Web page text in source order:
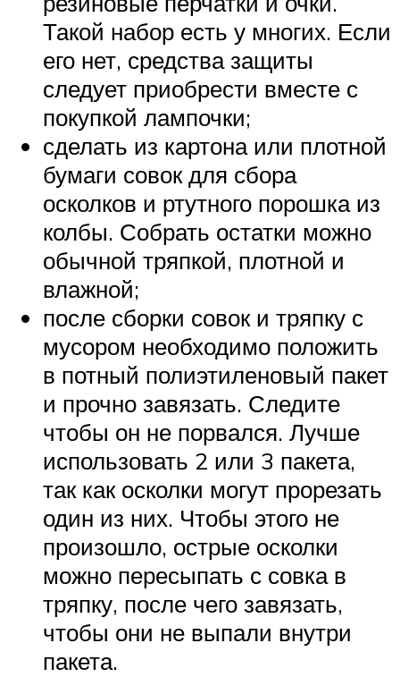
Такой набор есть у многих. Если
его нет, средства защиты
следует приобрести вместе с
покупкой лампочки;
сделать из картона или плотной
бумаги совок для сбора
осколков и ртутного порошка из
колбы. Собрать остатки можно
обычной тряпкой, плотной и
влажной;
после сборки совок и тряпку с
мусором необходимо положить
в потный полиэтиленовый пакет
и прочно завязать. Следите
чтобы он не порвался. Лучше
использовать 2 или 3 пакета,
так как осколки могут прорезать
один из них. Чтобы этого не
произошло, острые осколки
можно пересыпать с совка в
тряпку, после чего завязать,
чтобы они не выпали внутри
пакета.